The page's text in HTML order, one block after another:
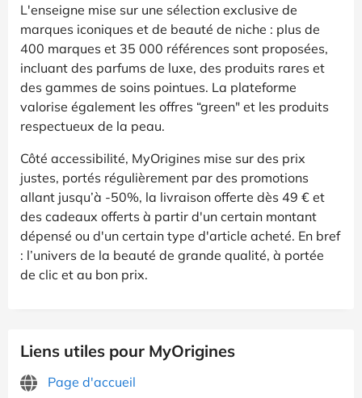
L'enseigne mise sur une sélection exclusive de
marques iconiques et de beauté de niche : plus de
400 marques et 35 000 références sont proposées,
incluant des parfums de luxe, des produits rares et
des gammes de soins pointues. La plateforme
valorise également les offres “green" et les produits
respectueux de la peau.
Côté accessibilité, MyOrigines mise sur des prix
justes, portés régulièrement par des promotions
allant jusqu’à -50%, la livraison offerte dès 49 € et
des cadeaux offerts à partir d'un certain montant
dépensé ou d'un certain type d'article acheté. En bref
: l’univers de la beauté de grande qualité, à portée
de clic et au bon prix.
Liens utiles pour MyOrigines
Page d'accueil